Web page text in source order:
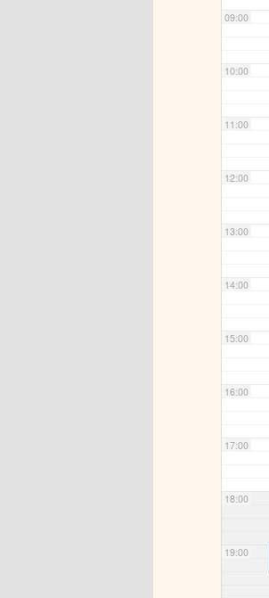
09:00
10:00
11:00
12:00
13:00
14:00
15:00
16:00
17:00
18:00
19:00